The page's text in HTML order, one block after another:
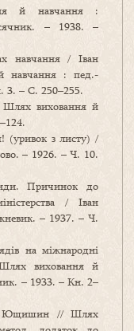
й навчання :
– 1938. –
навчання / Іван
: пед.-
3. – С. 250–255.
виховання й
(уривок з листу) /
– 1926. – Ч. 10.
Причинок до
/ Іван
– 1937. – Ч.
на міжнародні
виховання й
– 1933. – Кн. 2–
Ющишин // Шлях